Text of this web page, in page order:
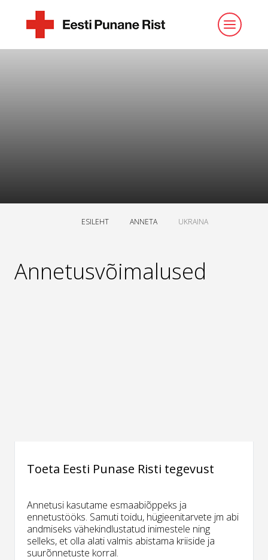
ESILEHT ANNETA UKRAINA
Annetusvõimalused
Toeta Eesti Punase Risti tegevust
Annetusi kasutame esmaabiõppeks ja
ennetustööks. Samuti toidu, hügieenitarvete jm abi
andmiseks vähekindlustatud inimestele ning
selleks, et olla alati valmis abistama kriiside ja
suurõnnetuste korral.